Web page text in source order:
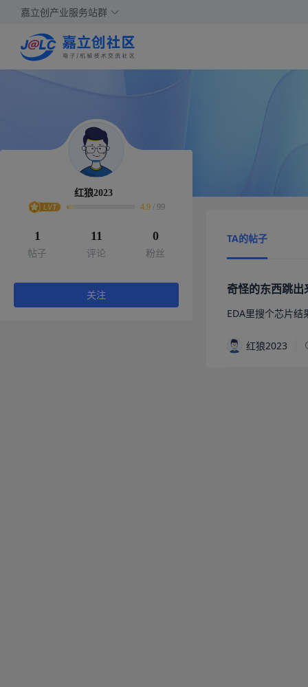
嘉立创产业服务站群
红狼2023
4.9 / 99
1
帖子
11
评论
0
粉丝
关注
TA的帖子
奇怪的东西跳出
EDA里搜个芯片结
红狼2023